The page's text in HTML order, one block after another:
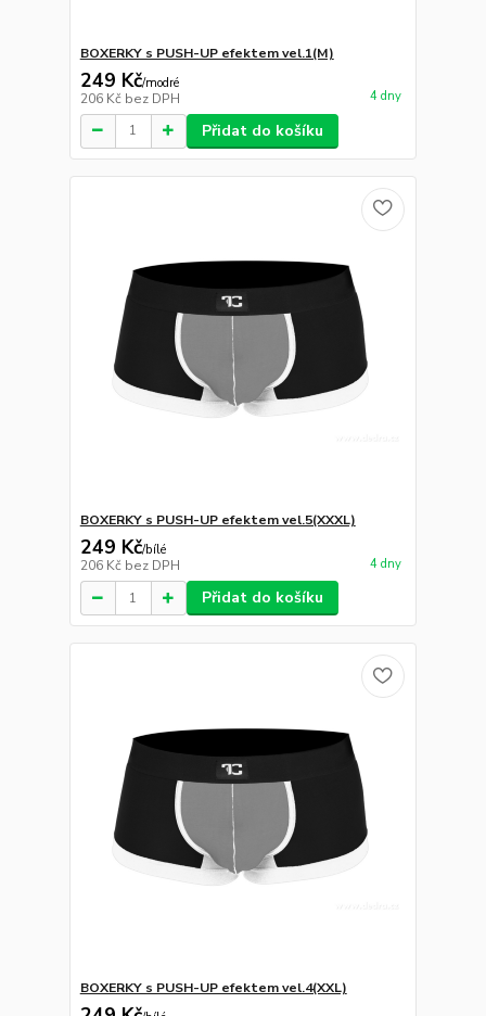
BOXERKY s PUSH-UP efektem vel.1(M)
249 Kč/modré
206 Kč bez DPH 4 dny
Přidat do košíku
BOXERKY s PUSH-UP efektem vel.5(XXXL)
249 Kč/bílé
206 Kč bez DPH 4 dny
Přidat do košíku
BOXERKY s PUSH-UP efektem vel.4(XXL)